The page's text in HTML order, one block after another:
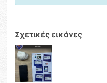
Σχετικές εικόνες